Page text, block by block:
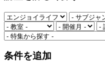
条件を追加